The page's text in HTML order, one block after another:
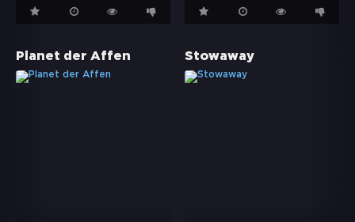
Planet der Affen Stowaway